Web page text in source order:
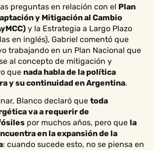
preguntas en relación con el Plan
y Mitigación al Cambio
y la Estrategia a Largo Plazo
en inglés), Gabriel comentó que
trabajando en un Plan Nacional que
al concepto de mitigación y
que nada habla de la política
y su continuidad en Argentina.
Blanco declaró que toda
va a requerir de
por muchos años, pero que la
en la expansión de la
: cuando sucede esto, no se piensa en